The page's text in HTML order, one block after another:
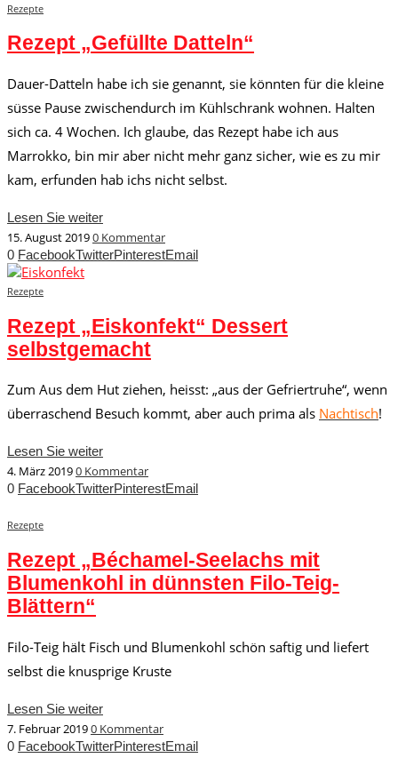
Rezepte
Rezept „Gefüllte Datteln“
Dauer-Datteln habe ich sie genannt, sie könnten für die kleine
süsse Pause zwischendurch im Kühlschrank wohnen. Halten
sich ca. 4 Wochen. Ich glaube, das Rezept habe ich aus
Marrokko, bin mir aber nicht mehr ganz sicher, wie es zu mir
kam, erfunden hab ichs nicht selbst.
Lesen Sie weiter
15. August 20190 Kommentar
0 FacebookTwitterPinterestEmail
Rezepte
Rezept „Eiskonfekt“ Dessert
selbstgemacht
Zum Aus dem Hut ziehen, heisst: „aus der Gefriertruhe“, wenn
überraschend Besuch kommt, aber auch prima als Nachtisch!
Lesen Sie weiter
4. März 20190 Kommentar
0 FacebookTwitterPinterestEmail
Rezepte
Rezept „Béchamel-Seelachs mit
Blumenkohl in dünnsten Filo-Teig-
Blättern“
Filo-Teig hält Fisch und Blumenkohl schön saftig und liefert
selbst die knusprige Kruste
Lesen Sie weiter
7. Februar 20190 Kommentar
0 FacebookTwitterPinterestEmail